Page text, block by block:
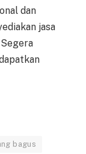
dan
jasa
bagus